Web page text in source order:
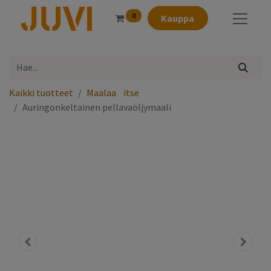
0 Kauppa
Kaikki tuotteet
Maalaa⠀itse
Auringonkeltainen pellavaöljymaali